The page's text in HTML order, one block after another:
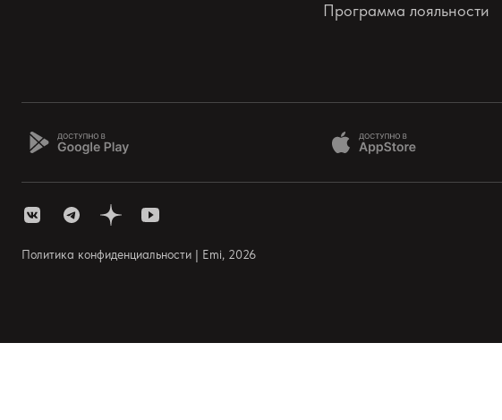
Программа лояльности
Политика конфиденциальности | Emi, 2026